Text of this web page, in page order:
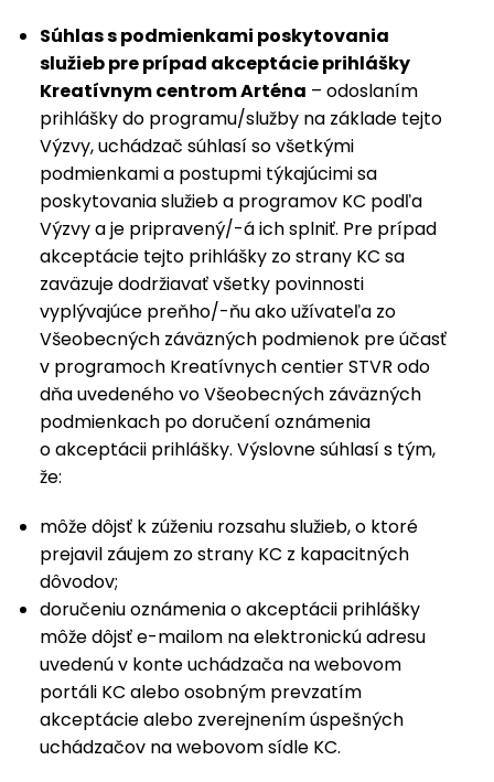
Súhlas s podmienkami poskytovania
služieb pre prípad akceptácie prihlášky
Kreatívnym centrom Arténa – odoslaním
prihlášky do programu/služby na základe tejto
Výzvy, uchádzač súhlasí so všetkými
podmienkami a postupmi týkajúcimi sa
poskytovania služieb a programov KC podľa
Výzvy a je pripravený/-á ich splniť. Pre prípad
akceptácie tejto prihlášky zo strany KC sa
zaväzuje dodržiavať všetky povinnosti
vyplývajúce preňho/-ňu ako užívateľa zo
Všeobecných záväzných podmienok pre účasť
v programoch Kreatívnych centier STVR odo
dňa uvedeného vo Všeobecných záväzných
podmienkach po doručení oznámenia
o akceptácii prihlášky. Výslovne súhlasí s tým,
že:
môže dôjsť k zúženiu rozsahu služieb, o ktoré
prejavil záujem zo strany KC z kapacitných
dôvodov;
doručeniu oznámenia o akceptácii prihlášky
môže dôjsť e-mailom na elektronickú adresu
uvedenú v konte uchádzača na webovom
portáli KC alebo osobným prevzatím
akceptácie alebo zverejnením úspešných
uchádzačov na webovom sídle KC.